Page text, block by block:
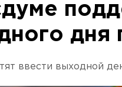
дня
ввести выходной